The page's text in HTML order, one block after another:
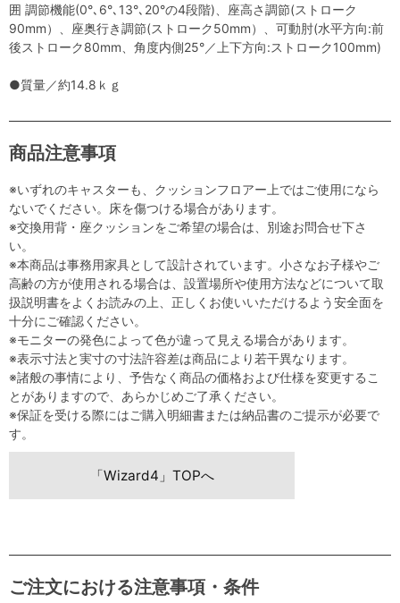
囲 調節機能(0°､6°､13°､20°の4段階)、座高さ調節(ストローク
90mm）、座奥行き調節(ストローク50mm）、可動肘(水平方向:前
後ストローク80mm、角度内側25°／上下方向:ストローク100mm)
●質量／約14.8ｋｇ
商品注意事項
※いずれのキャスターも、クッションフロアー上ではご使用になら
ないでください。床を傷つける場合があります。
※交換用背・座クッションをご希望の場合は、別途お問合せ下さ
い。
※本商品は事務用家具として設計されています。小さなお子様やご
高齢の方が使用される場合は、設置場所や使用方法などについて取
扱説明書をよくお読みの上、正しくお使いいただけるよう安全面を
十分にご確認ください。
※モニターの発色によって色が違って見える場合があります。
※表示寸法と実寸の寸法許容差は商品により若干異なります。
※諸般の事情により、予告なく商品の価格および仕様を変更するこ
とがありますので、あらかじめご了承ください。
※保証を受ける際にはご購入明細書または納品書のご提示が必要で
す。
「Wizard4」TOPへ
ご注文における注意事項・条件